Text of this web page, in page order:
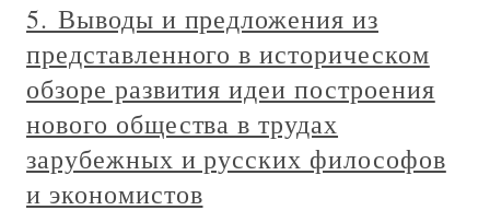
5. Выводы и предложения из
представленного в историческом
обзоре развития идеи построения
нового общества в трудах
зарубежных и русских философов
и экономистов